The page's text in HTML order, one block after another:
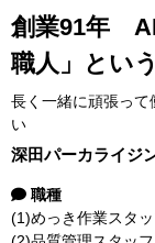
創業91年
職人」とい
長く一緒に頑張って
い
深田パーカライジ
職種
(1)めっき作業スタ